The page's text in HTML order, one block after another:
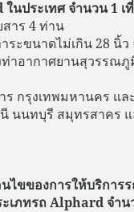
นประเทศ จำนวน 1 เ
าร 4 ท่าน
ระขนาดไม่เกิน 28 นิ้ว
าอากาศยานสุวรรณภู
ร กรุงเทพมหานคร แ
นนทบุรี สมุทรสาคร
ไขของการให้บริการ
เภทรถ Alphard จำน